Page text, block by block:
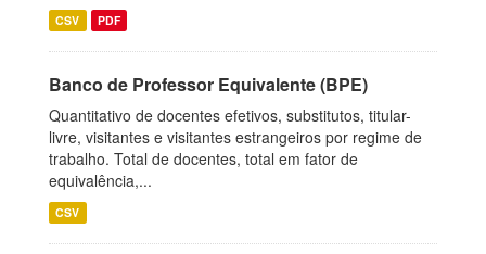
CSV PDF
Banco de Professor Equivalente (BPE)
Quantitativo de docentes efetivos, substitutos, titular-
livre, visitantes e visitantes estrangeiros por regime de
trabalho. Total de docentes, total em fator de
equivalência,...
CSV